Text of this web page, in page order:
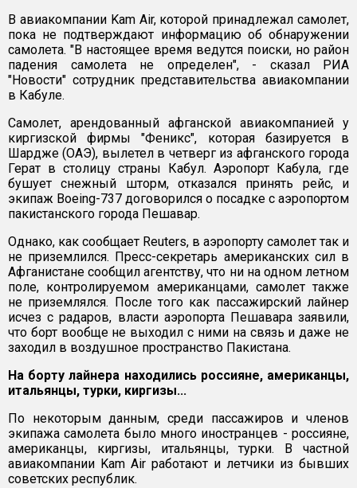
В авиакомпании Kam Air, которой принадлежал самолет,
пока не подтверждают информацию об обнаружении
самолета. "В настоящее время ведутся поиски, но район
падения самолета не определен", - сказал РИА
"Новости" сотрудник представительства авиакомпании
в Кабуле.
Самолет, арендованный афганской авиакомпанией у
киргизской фирмы "Феникс", которая базируется в
Шардже (ОАЭ), вылетел в четверг из афганского города
Герат в столицу страны Кабул. Аэропорт Кабула, где
бушует снежный шторм, отказался принять рейс, и
экипаж Boeing-737 договорился о посадке с аэропортом
пакистанского города Пешавар.
Однако, как сообщает Reuters, в аэропорту самолет так и
не приземлился. Пресс-секретарь американских сил в
Афганистане сообщил агентству, что ни на одном летном
поле, контролируемом американцами, самолет также
не приземлялся. После того как пассажирский лайнер
исчез с радаров, власти аэропорта Пешавара заявили,
что борт вообще не выходил с ними на связь и даже не
заходил в воздушное пространство Пакистана.
На борту лайнера находились россияне, американцы,
итальянцы, турки, киргизы...
По некоторым данным, среди пассажиров и членов
экипажа самолета было много иностранцев - россияне,
американцы, киргизы, итальянцы, турки. В частной
авиакомпании Kam Air работают и летчики из бывших
советских республик.